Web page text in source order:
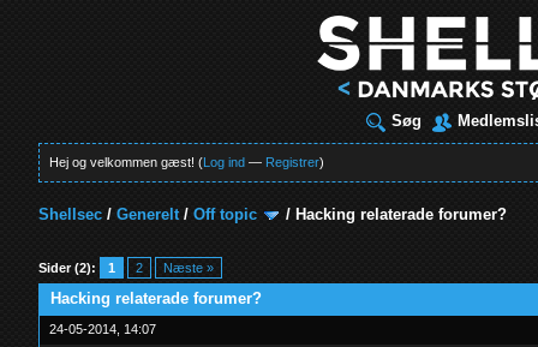
Søg
Hej og velkommen gæst! (Log ind — Registrer)
Shellsec /Generelt/Off topic / Hacking relaterade forumer?
Sider (2): 1 2 Næste »
Hacking relaterade forumer?
24-05-2014, 14:07